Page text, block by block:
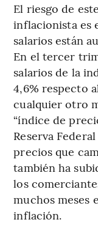
El riesgo de
inflacionista es
salarios están
En el tercer
salarios de la
4,6% respecto
cualquier otro
“índice de
Reserva
precios que
también ha
los
muchos meses
inflación.